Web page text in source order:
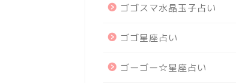
ゴゴスマ水晶玉子占い
ゴゴ星座占い
ゴーゴー☆星座占い